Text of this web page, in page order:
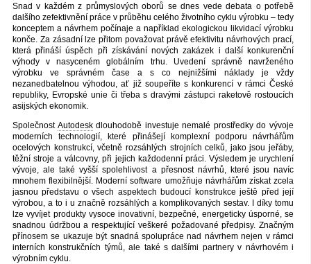
Snad v každém z průmyslových oborů se dnes vede debata o potřebě
dalšího zefektivnění práce v průběhu celého životního cyklu výrobku – tedy
konceptem a návrhem počínaje a například ekologickou likvidací výrobku
konče. Za zásadní lze přitom považovat právě efektivitu návrhových prací,
která přináší úspěch při získávání nových zakázek i další konkurenční
výhody v nasyceném globálním trhu. Uvedení správně navrženého
výrobku ve správném čase a s co nejnižšími náklady je vždy
nezanedbatelnou výhodou, ať již soupeříte s konkurencí v rámci České
republiky, Evropské unie či třeba s dravými zástupci raketově rostoucích
asijských ekonomik.
Společnost Autodeskdlouhodobě investuje nemalé prostředky do vývoje
moderních technologií, které přinášejí komplexní podporu návrhářům
ocelových konstrukcí, včetně rozsáhlých strojních celků, jako jsou jeřáby,
těžní stroje a válcovny, při jejich každodenní práci. Výsledem je urychlení
vývoje, ale také vyšší spolehlivost a přesnost návrhů, které jsou navíc
mnohem flexibilnější. Moderní software umožňuje návrhářům získat zcela
jasnou představu o všech aspektech budoucí konstrukce ještě před její
výrobou, a to i u značně rozsáhlých a komplikovaných sestav. I díky tomu
lze vyvíjet produkty vysoce inovativní, bezpečné, energeticky úsporné, se
snadnou údržbou a respektující veškeré požadované předpisy. Značným
přínosem se ukazuje být snadná spolupráce nad návrhem nejen v rámci
interních konstrukčních týmů, ale také s dalšími partnery v návrhovém i
výrobním cyklu.